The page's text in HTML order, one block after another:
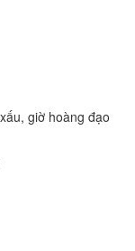
giờ hoàng đạo